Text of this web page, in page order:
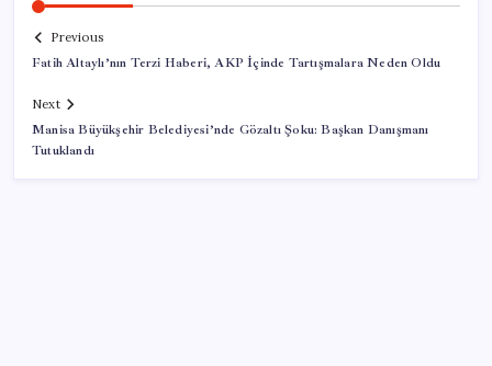
Previous
Fatih Altaylı’nın Terzi Haberi, AKP İçinde Tartışmalara Neden Oldu
Next
Manisa Büyükşehir Belediyesi’nde Gözaltı Şoku: Başkan Danışmanı
Tutuklandı